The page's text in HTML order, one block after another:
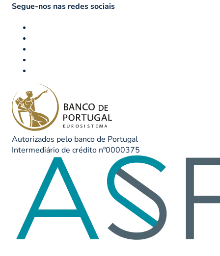
Segue-nos nas redes sociais
Autorizados pelo banco de Portugal
Intermediário de crédito nº0000375